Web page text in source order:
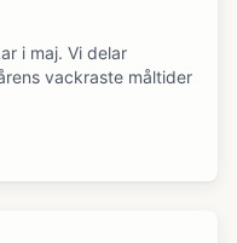
i maj. Vi delar
vackraste måltider